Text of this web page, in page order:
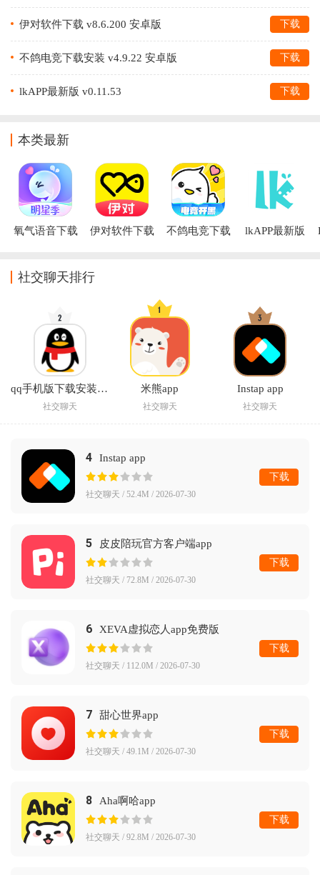
伊对软件下载 v8.6.200 安卓版 下载
不鸽电竞下载安装 v4.9.22 安卓版 下载
lkAPP最新版 v0.11.53 下载
本类最新
氧气语音下载
伊对软件下载
不鸽电竞下载
lkAPP最新版
社交聊天排行
qq手机版下载安装2025最新版
社交聊天
米熊app
社交聊天
Instap app
社交聊天
4 Instap app
社交聊天 / 52.4M / 2026-07-30
下载
5 皮皮陪玩官方客户端app
社交聊天 / 72.8M / 2026-07-30
下载
6 XEVA虚拟恋人app免费版
社交聊天 / 112.0M / 2026-07-30
下载
7 甜心世界app
社交聊天 / 49.1M / 2026-07-30
下载
8 Aha啊哈app
社交聊天 / 92.8M / 2026-07-30
下载